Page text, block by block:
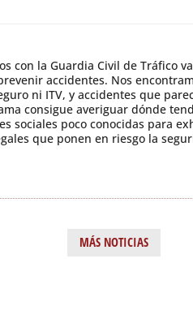
con la Guardia Civil de Tráfico
accidentes. Nos
ni ITV, y accidentes que
consigue averiguar dónde
sociales poco conocidas para
que ponen en riesgo la
MÁS NOTICIAS